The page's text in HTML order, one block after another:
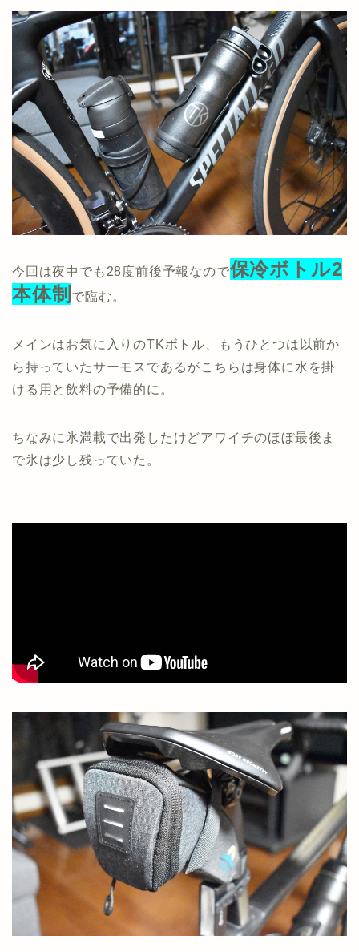
今回は夜中でも28度前後予報なので保冷ボトル2
本体制 で臨む。
メインはお気に入りのTKボトル、もうひとつは以前か
ら持っていたサーモスであるがこちらは身体に水を掛
ける用と飲料の予備的に。
ちなみに氷満載で出発したけどアワイチのほぼ最後ま
で氷は少し残っていた。